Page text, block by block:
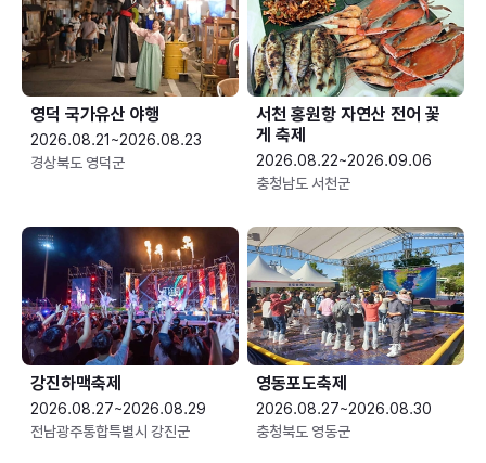
영덕 국가유산 야행
2026.08.21~2026.08.23
경상북도 영덕군
서천 홍원항 자연산 전어 꽃
게 축제
2026.08.22~2026.09.06
충청남도 서천군
강진하맥축제
2026.08.27~2026.08.29
전남광주통합특별시 강진군
영동포도축제
2026.08.27~2026.08.30
충청북도 영동군